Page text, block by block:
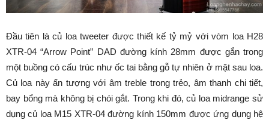
Đầu tiên là củ loa tweeter được thiết kế tỷ mỷ với vòm loa H28
XTR-04 “Arrow Point” DAD đường kính 28mm được gắn trong
một buồng có cấu trúc như ốc tai bằng gỗ tự nhiên ở mặt sau loa.
Củ loa này ấn tượng với âm treble trong trẻo, âm thanh chi tiết,
bay bổng mà không bị chói gắt. Trong khi đó, củ loa midrange sử
dụng củ loa M15 XTR-04 đường kính 150mm được ứng dụng hệ